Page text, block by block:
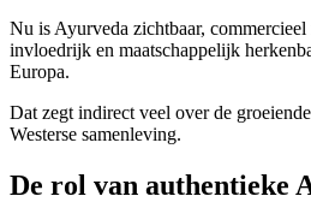
Nu is Ayurveda zichtbaar,
invloedrijk en maatschappelijk
Europa.
Dat zegt indirect veel over de
Westerse samenleving.
De rol van authentieke